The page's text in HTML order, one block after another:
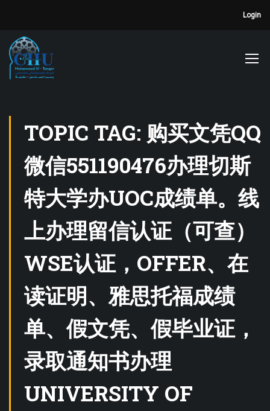
Login
TOPIC TAG: 购买文凭QQ
微信551190476办理切斯
特大学办UOC成绩单。线
上办理留信认证（可查）
WSE认证，OFFER、在
读证明、雅思托福成绩
单、假文凭、假毕业证，
录取通知书办理
UNIVERSITY OF